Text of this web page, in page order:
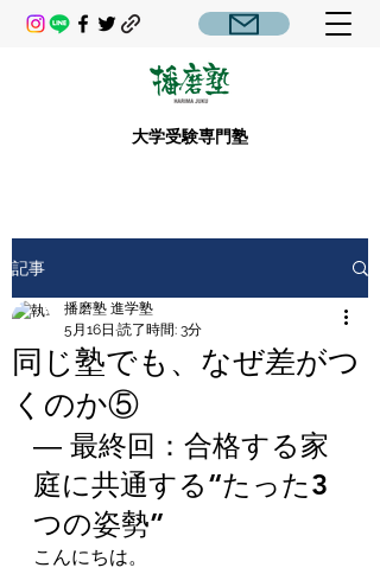
大学受験専門塾
記事
同じ塾でも、なぜ差がつ
くのか⑤
播磨塾 進学塾
5月16日 読了時間: 3分
― 最終回：合格する家
庭に共通する“たった3
つの姿勢”
こんにちは。